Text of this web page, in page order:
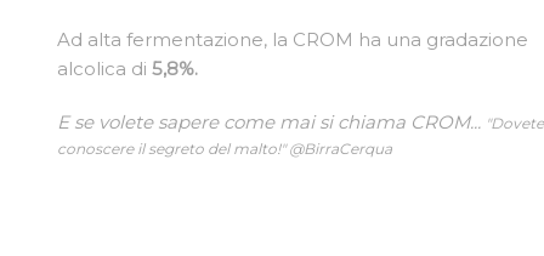
Ad alta fermentazione, la CROM ha una gradazione
alcolica di5,8%.
E se volete sapere come mai si chiama CROM... "Dovete
conoscere il segreto del malto!" @BirraCerqua